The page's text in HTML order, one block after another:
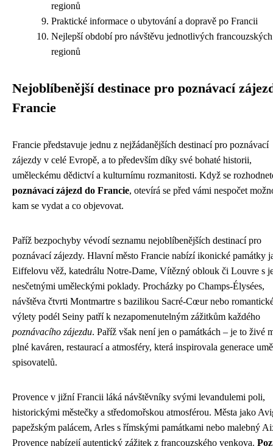
regionů
Praktické informace o ubytování a dopravě po Francii
Nejlepší období pro návštěvu jednotlivých francouzských
regionů
Nejoblíbenější destinace pro poznávací
Francie
Francie představuje jednu z nejžádanějších destinací pro poznávací
zájezdy v celé Evropě, a to především díky své bohaté historii,
uměleckému dědictví a kulturnímu rozmanitosti. Když se
poznávací zájezd do Francie, otevírá se před vámi nespočet
kam se vydat a co objevovat.
Paříž bezpochyby vévodí seznamu nejoblíbenějších destinací pro
poznávací zájezdy. Hlavní město Francie nabízí ikonické památky
Eiffelovu věž, katedrálu Notre-Dame, Vítězný oblouk či Louvre s
nesčetnými uměleckými poklady. Procházky po Champs-Élysées,
návštěva čtvrti Montmartre s bazilikou Sacré-Cœur nebo
výlety podél Seiny patří k nezapomenutelným zážitkům každého
poznávacího zájezdu. Paříž však není jen o památkách – je to živé
plné kaváren, restaurací a atmosféry, která inspirovala generace
spisovatelů.
Provence v jižní Francii láká návštěvníky svými levandulemi poli,
historickými městečky a středomořskou atmosférou. Města jako
papežským palácem, Arles s římskými památkami nebo malebný
Provence nabízejí autentický zážitek z francouzského venkova.